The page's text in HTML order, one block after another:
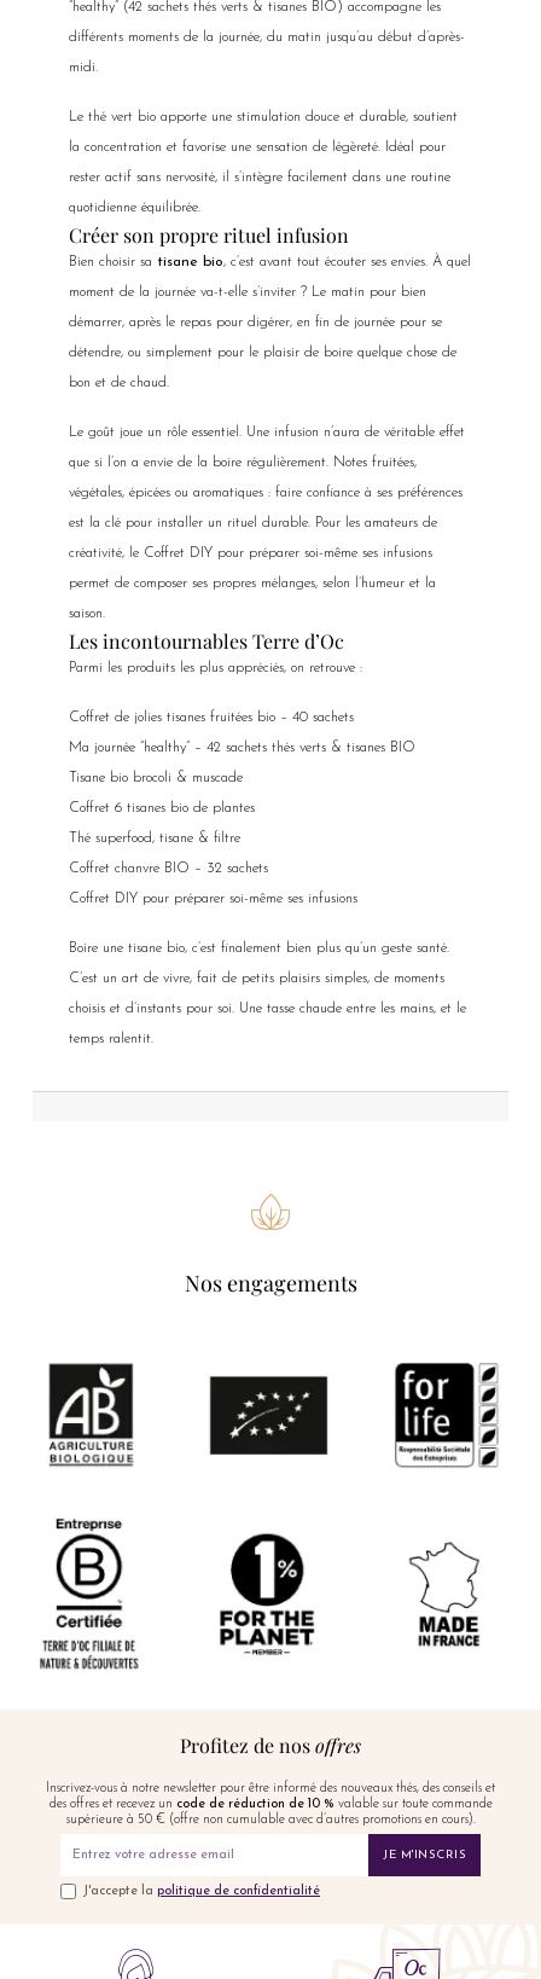
“healthy” (42 sachets thés verts & tisanes BIO) accompagne les
différents moments de la journée, du matin jusqu’au début d’après-
midi.
Le thé vert bio apporte une stimulation douce et durable, soutient
la concentration et favorise une sensation de légèreté. Idéal pour
rester actif sans nervosité, il s’intègre facilement dans une routine
quotidienne équilibrée.
Créer son propre rituel infusion
Bien choisir sa tisane bio, c’est avant tout écouter ses envies. À quel
moment de la journée va-t-elle s’inviter ? Le matin pour bien
démarrer, après le repas pour digérer, en fin de journée pour se
détendre, ou simplement pour le plaisir de boire quelque chose de
bon et de chaud.
Le goût joue un rôle essentiel. Une infusion n’aura de véritable effet
que si l’on a envie de la boire régulièrement. Notes fruitées,
végétales, épicées ou aromatiques : faire confiance à ses préférences
est la clé pour installer un rituel durable. Pour les amateurs de
créativité, le Coffret DIY pour préparer soi-même ses infusions
permet de composer ses propres mélanges, selon l’humeur et la
saison.
Les incontournables Terre d’Oc
Parmi les produits les plus appréciés, on retrouve :
Coffret de jolies tisanes fruitées bio – 40 sachets
Ma journée “healthy” – 42 sachets thés verts & tisanes BIO
Tisane bio brocoli & muscade
Coffret 6 tisanes bio de plantes
Thé superfood, tisane & filtre
Coffret chanvre BIO – 32 sachets
Coffret DIY pour préparer soi-même ses infusions
Boire une tisane bio, c’est finalement bien plus qu’un geste santé.
C’est un art de vivre, fait de petits plaisirs simples, de moments
choisis et d’instants pour soi. Une tasse chaude entre les mains, et le
temps ralentit.
Nos engagements
Profitez de nosoffres
Inscrivez-vous à notre newsletter pour être informé des nouveaux thés, des conseils et
des offres et recevez un code de réduction de 10 % valable sur toute commande
supérieure à 50 € (offre non cumulable avec d’autres promotions en cours).
JE M'INSCRIS
J'accepte la politique de confidentialité